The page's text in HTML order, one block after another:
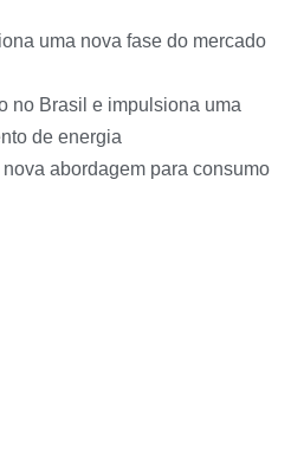
uma nova fase do mercado
no Brasil e impulsiona uma
de energia
abordagem para consumo